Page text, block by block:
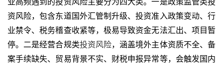
业高频遇到的投资风险主要分为四大类。一是政策监管类投
资风险，包含东道国外汇管制升级、投资准入政策变动、行
业禁令、税务稽查收紧等，极易导致资金无法汇出、项目暂
停。二是经营合规类投资风险，涵盖境外主体资质不全、备
案手续缺失、贸易背景不实、财税申报异常等，会触发国内